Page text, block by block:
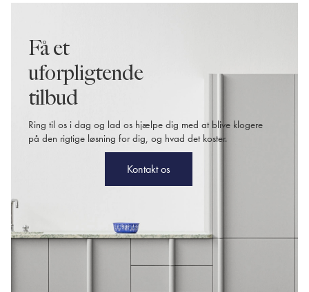
Få et
uforpligtende
tilbud
Ring til os i dag og lad os hjælpe dig med at blive klogere
på den rigtige løsning for dig, og hvad det koster.
Kontakt os
Kontakt os